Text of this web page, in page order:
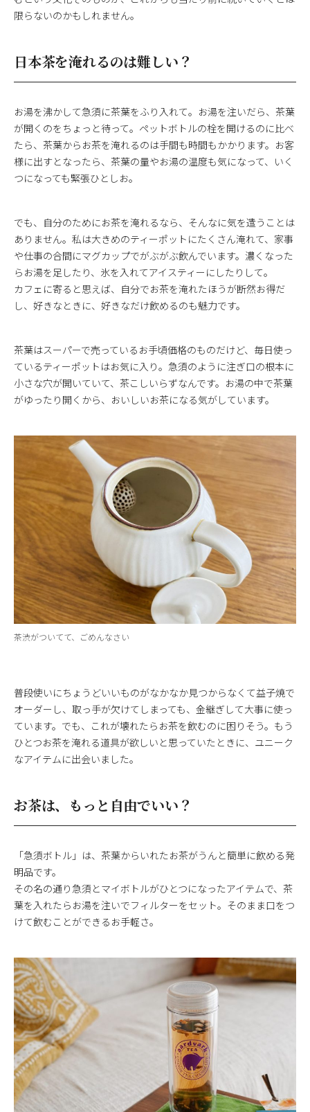
限らないのかもしれません。
日本茶を淹れるのは難しい？
お湯を沸かして急須に茶葉をふり入れて。お湯を注いだら、茶葉
が開くのをちょっと待って。ペットボトルの栓を開けるのに比べ
たら、茶葉からお茶を淹れるのは手間も時間もかかります。お客
様に出すとなったら、茶葉の量やお湯の温度も気になって、いく
つになっても緊張ひとしお。
でも、自分のためにお茶を淹れるなら、そんなに気を遣うことは
ありません。私は大きめのティーポットにたくさん淹れて、家事
や仕事の合間にマグカップでがぶがぶ飲んでいます。濃くなった
らお湯を足したり、氷を入れてアイスティーにしたりして。
カフェに寄ると思えば、自分でお茶を淹れたほうが断然お得だ
し、好きなときに、好きなだけ飲めるのも魅力です。
茶葉はスーパーで売っているお手頃価格のものだけど、毎日使っ
ているティーポットはお気に入り。急須のように注ぎ口の根本に
小さな穴が開いていて、茶こしいらずなんです。お湯の中で茶葉
がゆったり開くから、おいしいお茶になる気がしています。
茶渋がついてて、ごめんなさい
普段使いにちょうどいいものがなかなか見つからなくて益子焼で
オーダーし、取っ手が欠けてしまっても、金継ぎして大事に使っ
ています。でも、これが壊れたらお茶を飲むのに困りそう。もう
ひとつお茶を淹れる道具が欲しいと思っていたときに、ユニーク
なアイテムに出会いました。
お茶は、もっと自由でいい？
「急須ボトル」は、茶葉からいれたお茶がうんと簡単に飲める発
明品です。
その名の通り急須とマイボトルがひとつになったアイテムで、茶
葉を入れたらお湯を注いでフィルターをセット。そのまま口をつ
けて飲むことができるお手軽さ。